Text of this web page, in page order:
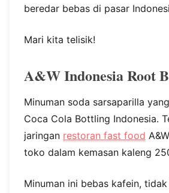
beredar bebas di pasar
Mari kita telisik!
A&W Indonesia Root
Minuman soda sarsaparilla
Coca Cola Bottling Indonesia.
jaringan restoran fast food
toko dalam kemasan kaleng
Minuman ini bebas kafein,